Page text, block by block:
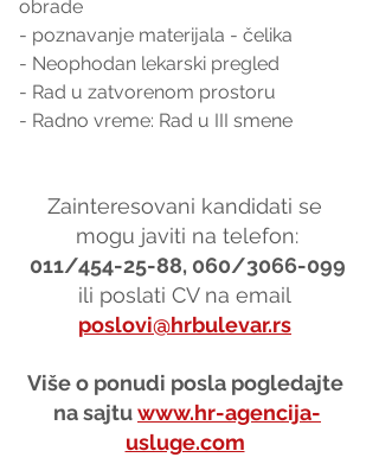
obrade
- poznavanje materijala - čelika
- Neophodan lekarski pregled
- Rad u zatvorenom prostoru
- Radno vreme: Rad u III smene
Zainteresovani kandidati se
mogu javiti na telefon:
011/454-25-88, 060/3066-099
ili poslati CV na email
poslovi@hrbulevar.rs
Više o ponudi posla pogledajte
na sajtu www.hr-agencija-
usluge.com